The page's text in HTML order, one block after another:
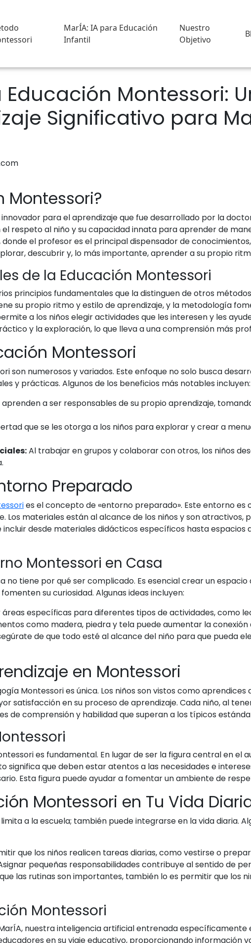
MarÍA: IA para Educación
Infantil
Nuestro
Objetivo
Montessori:
Significativo para
Montessori?
para el aprendizaje que fue desarrollado por la
respeto al niño y su capacidad innata para aprender de
el profesor es el principal dispensador de
descubrir y, lo más importante, aprender a su propio
de la Educación Montessori
principios fundamentales que la distinguen de otros
su propio ritmo y estilo de aprendizaje, y la metodología
a los niños elegir actividades que les interesen y les
y la exploración, lo que lleva a una comprensión más
Montessori
son numerosos y variados. Este enfoque no solo busca
y prácticas. Algunos de los beneficios más notables incluyen:
aprenden a ser responsables de su propio aprendizaje,
que se les otorga a los niños para explorar y crear a
Al trabajar en grupos y colaborar con otros, los niños
Preparado
es el concepto de «entorno preparado». Este entorno es
Los materiales están al alcance de los niños y son atractivos,
desde materiales didácticos específicos hasta espacios
Montessori en Casa
no tiene por qué ser complicado. Es esencial crear un
su curiosidad. Algunas ideas incluyen:
específicas para diferentes tipos de actividades, como
como madera, piedra y tela puede aumentar la conexión
de que todo esté al alcance del niño para que pueda
en Montessori
Montessori es única. Los niños son vistos como
satisfacción en su proceso de aprendizaje. Cada niño, al
de comprensión y habilidad que superan a los típicos
es fundamental. En lugar de ser la figura central en el
significa que deben estar atentos a las necesidades e
Esta figura puede ayudar a fomentar un ambiente de
Montessori en Tu Vida
a la escuela; también puede integrarse en la vida diaria.
que los niños realicen tareas diarias, como vestirse o
pequeñas responsabilidades contribuye al sentido de
las rutinas son importantes, también lo es permitir que los
Montessori
nuestra inteligencia artificial entrenada específicamente
en su viaje educativo, proporcionando información